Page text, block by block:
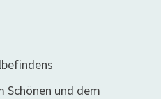
Schönen und dem